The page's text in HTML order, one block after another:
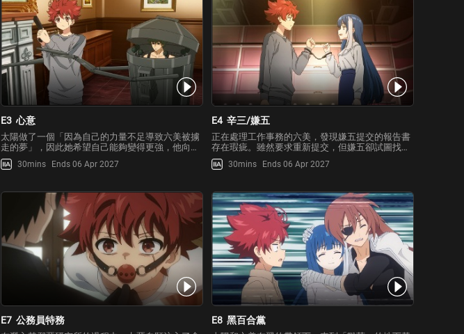
E3 心意
太陽做了一個「因為自己的力量不足導致六美被擄
走的夢」，因此她希望自己能夠變得更強，他向二
刃姐姐提出對自己進行特訓的要求，二刃姐姐表示
若要進行特訓，第一個條件就是要太陽在夜櫻家生
30mins Ends 06 Apr 2027
E4 辛三/嫌五
正在處理工作事務的六美，發現嫌五提交的報告書
存在瑕疵。雖然要求重新提交，但嫌五卻試圖找藉
口逃避責任，這讓六美忍無可忍！作為夜櫻家的當
家，她決定對嫌五採取行動，但嫌五卻輕易逃走。
30mins Ends 06 Apr 2027
E7 公務員特務 E8 黑百合黨